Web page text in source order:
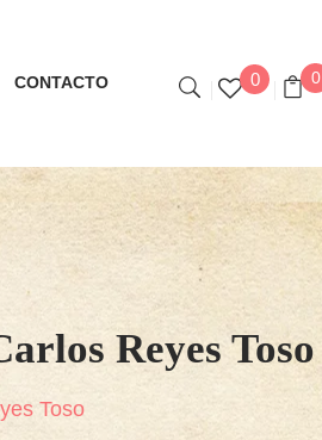
CONTACTO 0 0
Reyes Toso
Toso